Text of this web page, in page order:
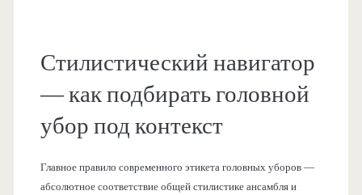
Стилистический навигатор
— как подбирать головной
убор под контекст
Главное правило современного этикета головных уборов —
абсолютное соответствие общей стилистике ансамбля и